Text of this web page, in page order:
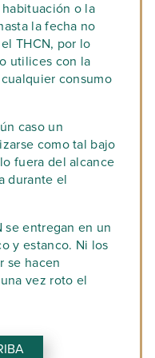
o la
la fecha no
THCN, por lo
utilices con la
consumo
caso un
como tal bajo
fuera del alcance
durante el
se entregan en un
y estanco. Ni los
se hacen
vez roto el